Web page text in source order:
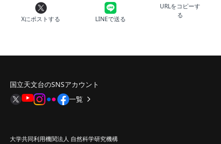
Xにポストする LINEで送る
URLをコピーす
る
国立天文台のSNSアカウント
一覧
大学共同利用機関法人 自然科学研究機構